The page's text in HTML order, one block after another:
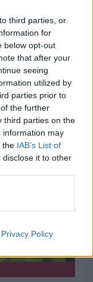
third parties, or
for
below opt-out
that after your
seeing
utilized by
parties prior to
the further
third parties on the
information may
the IAB’s List of
it to other
Privacy Policy
analiza trei
evaluare